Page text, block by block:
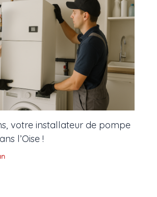
votre installateur de pompe
l’Oise !